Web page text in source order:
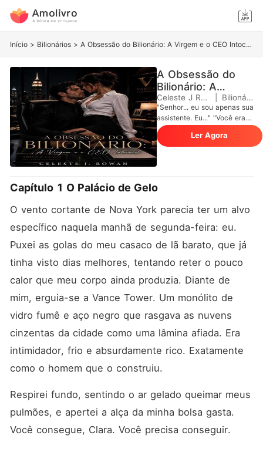
Início > Bilionários > A Obsessão do Bilionário: A Virgem e o CEO Intocável
A Obsessão do
Bilionário: A
Virgem e o CEO
Intocável
Celeste J Rowan Bilionários
"Senhor... eu sou apenas sua
assistente. Eu..." "Você era
minha assistente até cair
nos meus braços esta
manhã. Agora, você é a
única maldita mulher neste
cada centímetro de você."
Enterprises: Nunca toque no
CEO. Arthur Vance é o
bilionário mais temido de
Nova York. Frio, sádico e
como o "Lorde de Gelo". Por
trás dos ternos sob medida e
das luvas de couro escuras
que ele nunca tira, esconde-
paralisante do toque
humano. Ninguém ousa
chegar perto. Ninguém o
toca. Até que Clara Martins,
virgem, endividada e
vida da avó -, tropeça direto
no colo dele em seu primeiro
dia de trabalho. O que
deveria causar um ataque
de pânico no bilionário se
Ler Agora
Capítulo 1 O Palácio de Gelo
O vento cortante de Nova York parecia ter um alvo
específico naquela manhã de segunda-feira: eu.
Puxei as golas do meu casaco de lã barato, que já
tinha visto dias melhores, tentando reter o pouco
calor que meu corpo ainda produzia. Diante de
mim, erguia-se a Vance Tower. Um monólito de
vidro fumê e aço negro que rasgava as nuvens
cinzentas da cidade como uma lâmina afiada. Era
intimidador, frio e absurdamente rico. Exatamente
como o homem que o construiu.
Respirei fundo, sentindo o ar gelado queimar meus
pulmões, e apertei a alça da minha bolsa gasta.
Você consegue, Clara. Você precisa conseguir.